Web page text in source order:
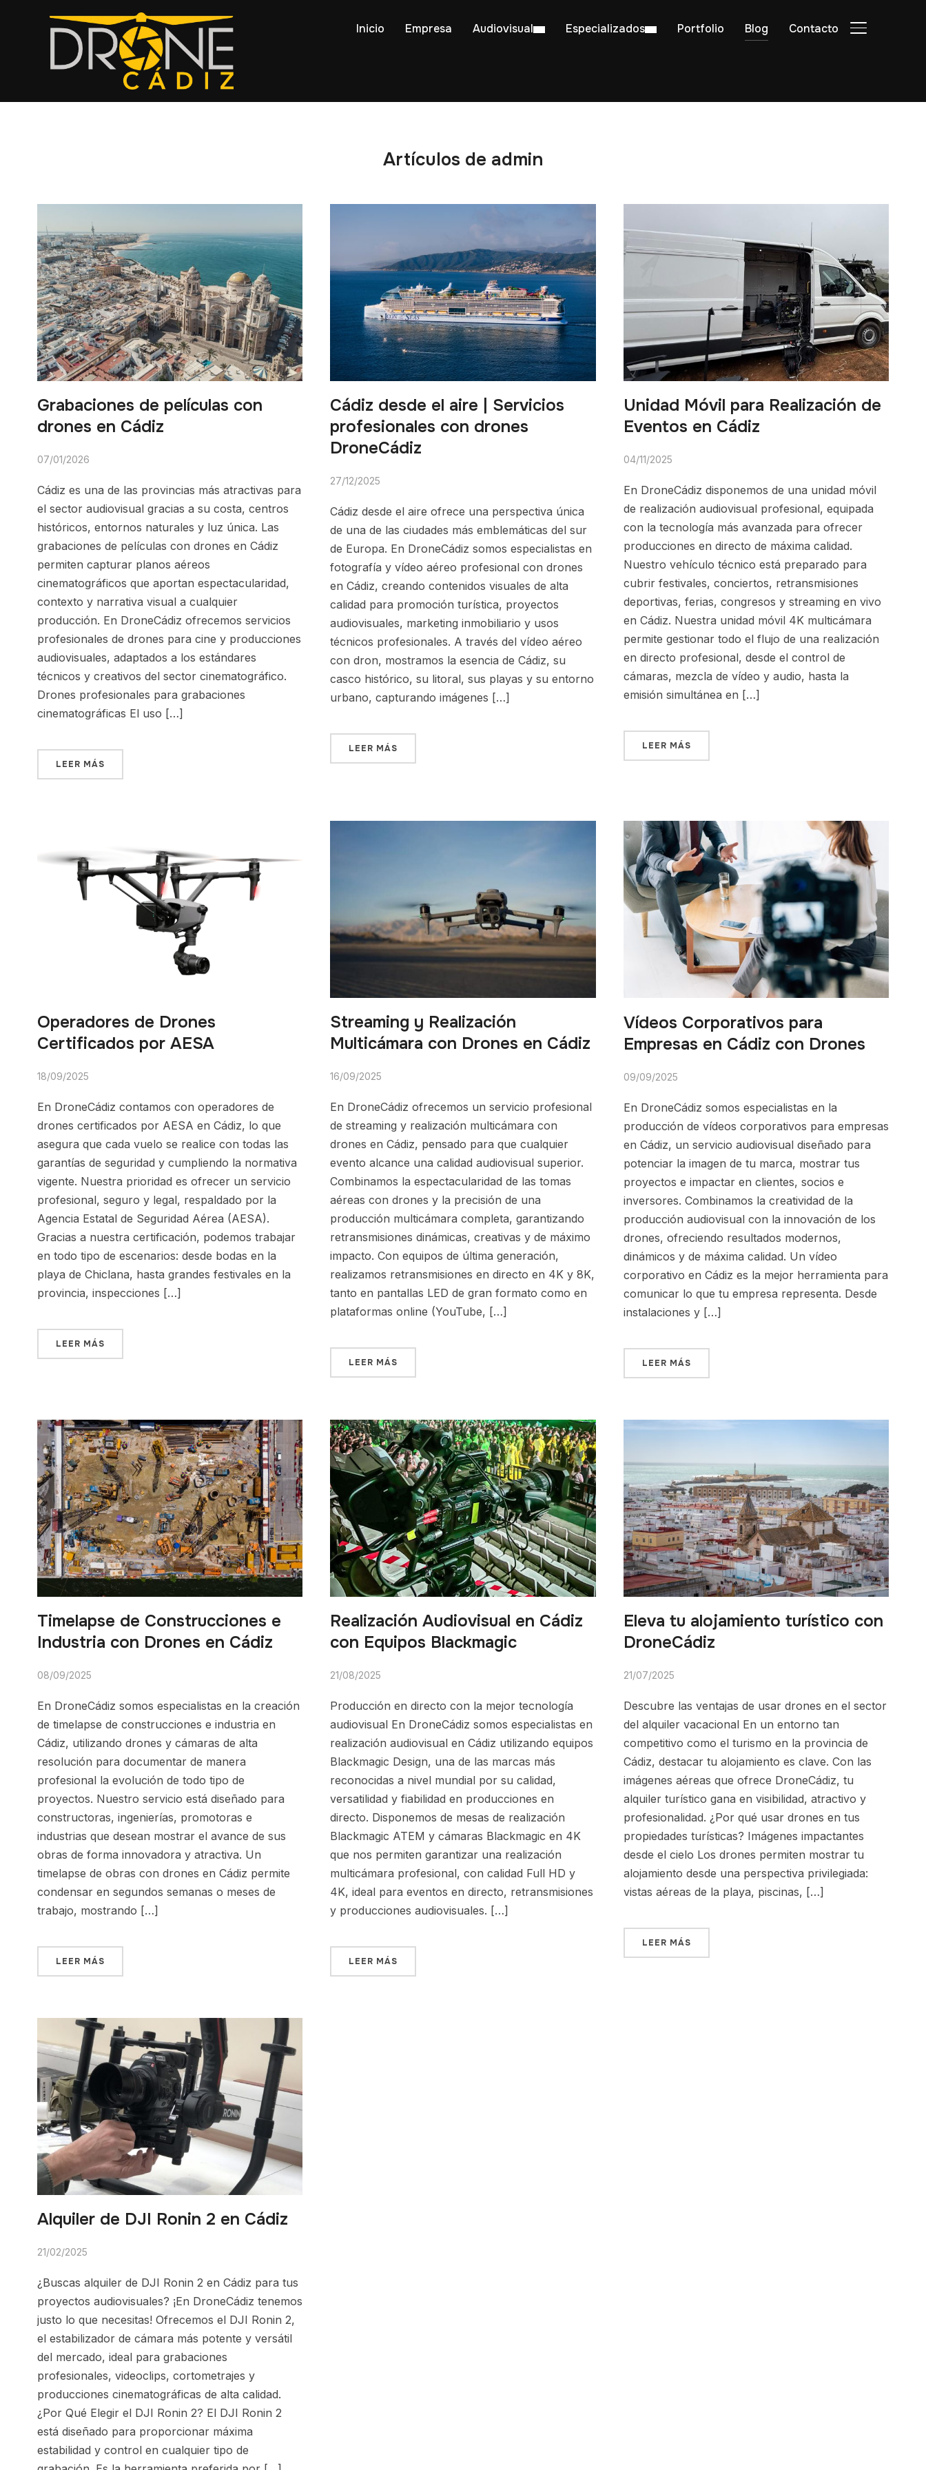
ALTERNAR
Inicio Empresa Audiovisual Especializados Portfolio Blog Contacto
Artículos de admin
Grabaciones de películas con
drones en Cádiz
07/01/2026
Cádiz es una de las provincias más atractivas para
el sector audiovisual gracias a su costa, centros
históricos, entornos naturales y luz única. Las
grabaciones de películas con drones en Cádiz
permiten capturar planos aéreos
cinematográficos que aportan espectacularidad,
contexto y narrativa visual a cualquier
producción. En DroneCádiz ofrecemos servicios
profesionales de drones para cine y producciones
audiovisuales, adaptados a los estándares
técnicos y creativos del sector cinematográfico.
Drones profesionales para grabaciones
cinematográficas El uso […]
LEER MÁS
Cádiz desde el aire | Servicios
profesionales con drones
DroneCádiz
27/12/2025
Cádiz desde el aire ofrece una perspectiva única
de una de las ciudades más emblemáticas del sur
de Europa. En DroneCádiz somos especialistas en
fotografía y vídeo aéreo profesional con drones
en Cádiz, creando contenidos visuales de alta
calidad para promoción turística, proyectos
audiovisuales, marketing inmobiliario y usos
técnicos profesionales. A través del vídeo aéreo
con dron, mostramos la esencia de Cádiz, su
casco histórico, su litoral, sus playas y su entorno
urbano, capturando imágenes […]
LEER MÁS
Unidad Móvil para Realización de
Eventos en Cádiz
04/11/2025
En DroneCádiz disponemos de una unidad móvil
de realización audiovisual profesional, equipada
con la tecnología más avanzada para ofrecer
producciones en directo de máxima calidad.
Nuestro vehículo técnico está preparado para
cubrir festivales, conciertos, retransmisiones
deportivas, ferias, congresos y streaming en vivo
en Cádiz. Nuestra unidad móvil 4K multicámara
permite gestionar todo el flujo de una realización
en directo profesional, desde el control de
cámaras, mezcla de vídeo y audio, hasta la
emisión simultánea en […]
LEER MÁS
Operadores de Drones
Certificados por AESA
18/09/2025
En DroneCádiz contamos con operadores de
drones certificados por AESA en Cádiz, lo que
asegura que cada vuelo se realice con todas las
garantías de seguridad y cumpliendo la normativa
vigente. Nuestra prioridad es ofrecer un servicio
profesional, seguro y legal, respaldado por la
Agencia Estatal de Seguridad Aérea (AESA).
Gracias a nuestra certificación, podemos trabajar
en todo tipo de escenarios: desde bodas en la
playa de Chiclana, hasta grandes festivales en la
provincia, inspecciones […]
LEER MÁS
Streaming y Realización
Multicámara con Drones en Cádiz
16/09/2025
En DroneCádiz ofrecemos un servicio profesional
de streaming y realización multicámara con
drones en Cádiz, pensado para que cualquier
evento alcance una calidad audiovisual superior.
Combinamos la espectacularidad de las tomas
aéreas con drones y la precisión de una
producción multicámara completa, garantizando
retransmisiones dinámicas, creativas y de máximo
impacto. Con equipos de última generación,
realizamos retransmisiones en directo en 4K y 8K,
tanto en pantallas LED de gran formato como en
plataformas online (YouTube, […]
LEER MÁS
Vídeos Corporativos para
Empresas en Cádiz con Drones
09/09/2025
En DroneCádiz somos especialistas en la
producción de vídeos corporativos para empresas
en Cádiz, un servicio audiovisual diseñado para
potenciar la imagen de tu marca, mostrar tus
proyectos e impactar en clientes, socios e
inversores. Combinamos la creatividad de la
producción audiovisual con la innovación de los
drones, ofreciendo resultados modernos,
dinámicos y de máxima calidad. Un vídeo
corporativo en Cádiz es la mejor herramienta para
comunicar lo que tu empresa representa. Desde
instalaciones y […]
LEER MÁS
Timelapse de Construcciones e
Industria con Drones en Cádiz
08/09/2025
En DroneCádiz somos especialistas en la creación
de timelapse de construcciones e industria en
Cádiz, utilizando drones y cámaras de alta
resolución para documentar de manera
profesional la evolución de todo tipo de
proyectos. Nuestro servicio está diseñado para
constructoras, ingenierías, promotoras e
industrias que desean mostrar el avance de sus
obras de forma innovadora y atractiva. Un
timelapse de obras con drones en Cádiz permite
condensar en segundos semanas o meses de
trabajo, mostrando […]
LEER MÁS
Realización Audiovisual en Cádiz
con Equipos Blackmagic
21/08/2025
Producción en directo con la mejor tecnología
audiovisual En DroneCádiz somos especialistas en
realización audiovisual en Cádiz utilizando equipos
Blackmagic Design, una de las marcas más
reconocidas a nivel mundial por su calidad,
versatilidad y fiabilidad en producciones en
directo. Disponemos de mesas de realización
Blackmagic ATEM y cámaras Blackmagic en 4K
que nos permiten garantizar una realización
multicámara profesional, con calidad Full HD y
4K, ideal para eventos en directo, retransmisiones
y producciones audiovisuales. […]
LEER MÁS
Eleva tu alojamiento turístico con
DroneCádiz
21/07/2025
Descubre las ventajas de usar drones en el sector
del alquiler vacacional En un entorno tan
competitivo como el turismo en la provincia de
Cádiz, destacar tu alojamiento es clave. Con las
imágenes aéreas que ofrece DroneCádiz, tu
alquiler turístico gana en visibilidad, atractivo y
profesionalidad. ¿Por qué usar drones en tus
propiedades turísticas? Imágenes impactantes
desde el cielo Los drones permiten mostrar tu
alojamiento desde una perspectiva privilegiada:
vistas aéreas de la playa, piscinas, […]
LEER MÁS
Alquiler de DJI Ronin 2 en Cádiz
21/02/2025
¿Buscas alquiler de DJI Ronin 2 en Cádiz para tus
proyectos audiovisuales? ¡En DroneCádiz tenemos
justo lo que necesitas! Ofrecemos el DJI Ronin 2,
el estabilizador de cámara más potente y versátil
del mercado, ideal para grabaciones
profesionales, videoclips, cortometrajes y
producciones cinematográficas de alta calidad.
¿Por Qué Elegir el DJI Ronin 2? El DJI Ronin 2
está diseñado para proporcionar máxima
estabilidad y control en cualquier tipo de